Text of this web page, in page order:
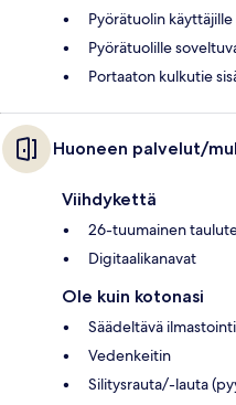
Pyörätuolin
Pyörätuolille
Portaaton kulkutie
Huoneen palvelut/
Viihdykettä
26-tuumainen
Digitaalikanavat
Ole kuin kotonasi
Säädeltävä
Vedenkeitin
Silitysrauta/-lauta